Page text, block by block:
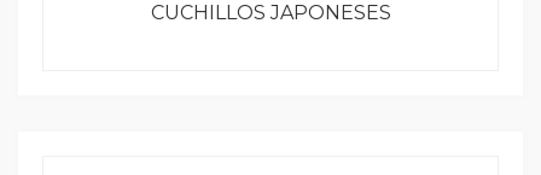
CUCHILLOS JAPONESES